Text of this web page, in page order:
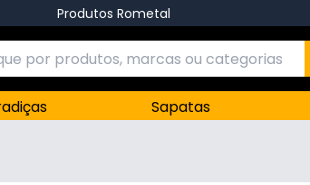
Produtos Rometal
Sapatas